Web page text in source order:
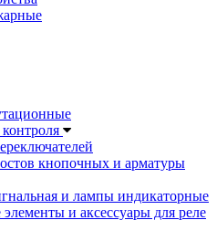
кнопочных и арматуры
и лампы индикаторные
и аксессуары для реле